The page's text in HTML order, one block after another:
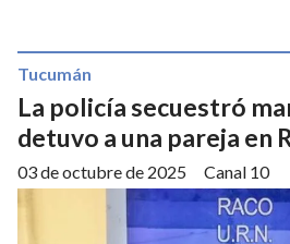
La policía secuestró
detuvo a una pareja en
Canal 10
Tucumán
03 de octubre de 2025